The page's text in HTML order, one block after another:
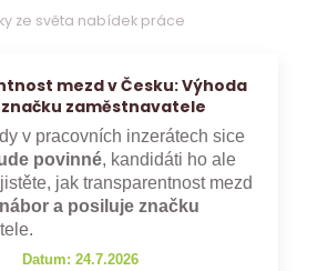
ze světa nabídek práce
mezd v Česku: Výhoda
zaměstnavatele
v pracovních inzerátech sice
povinné, kandidáti ho ale
jak transparentnost mezd
a posiluje značku
Datum: 24.7.2026